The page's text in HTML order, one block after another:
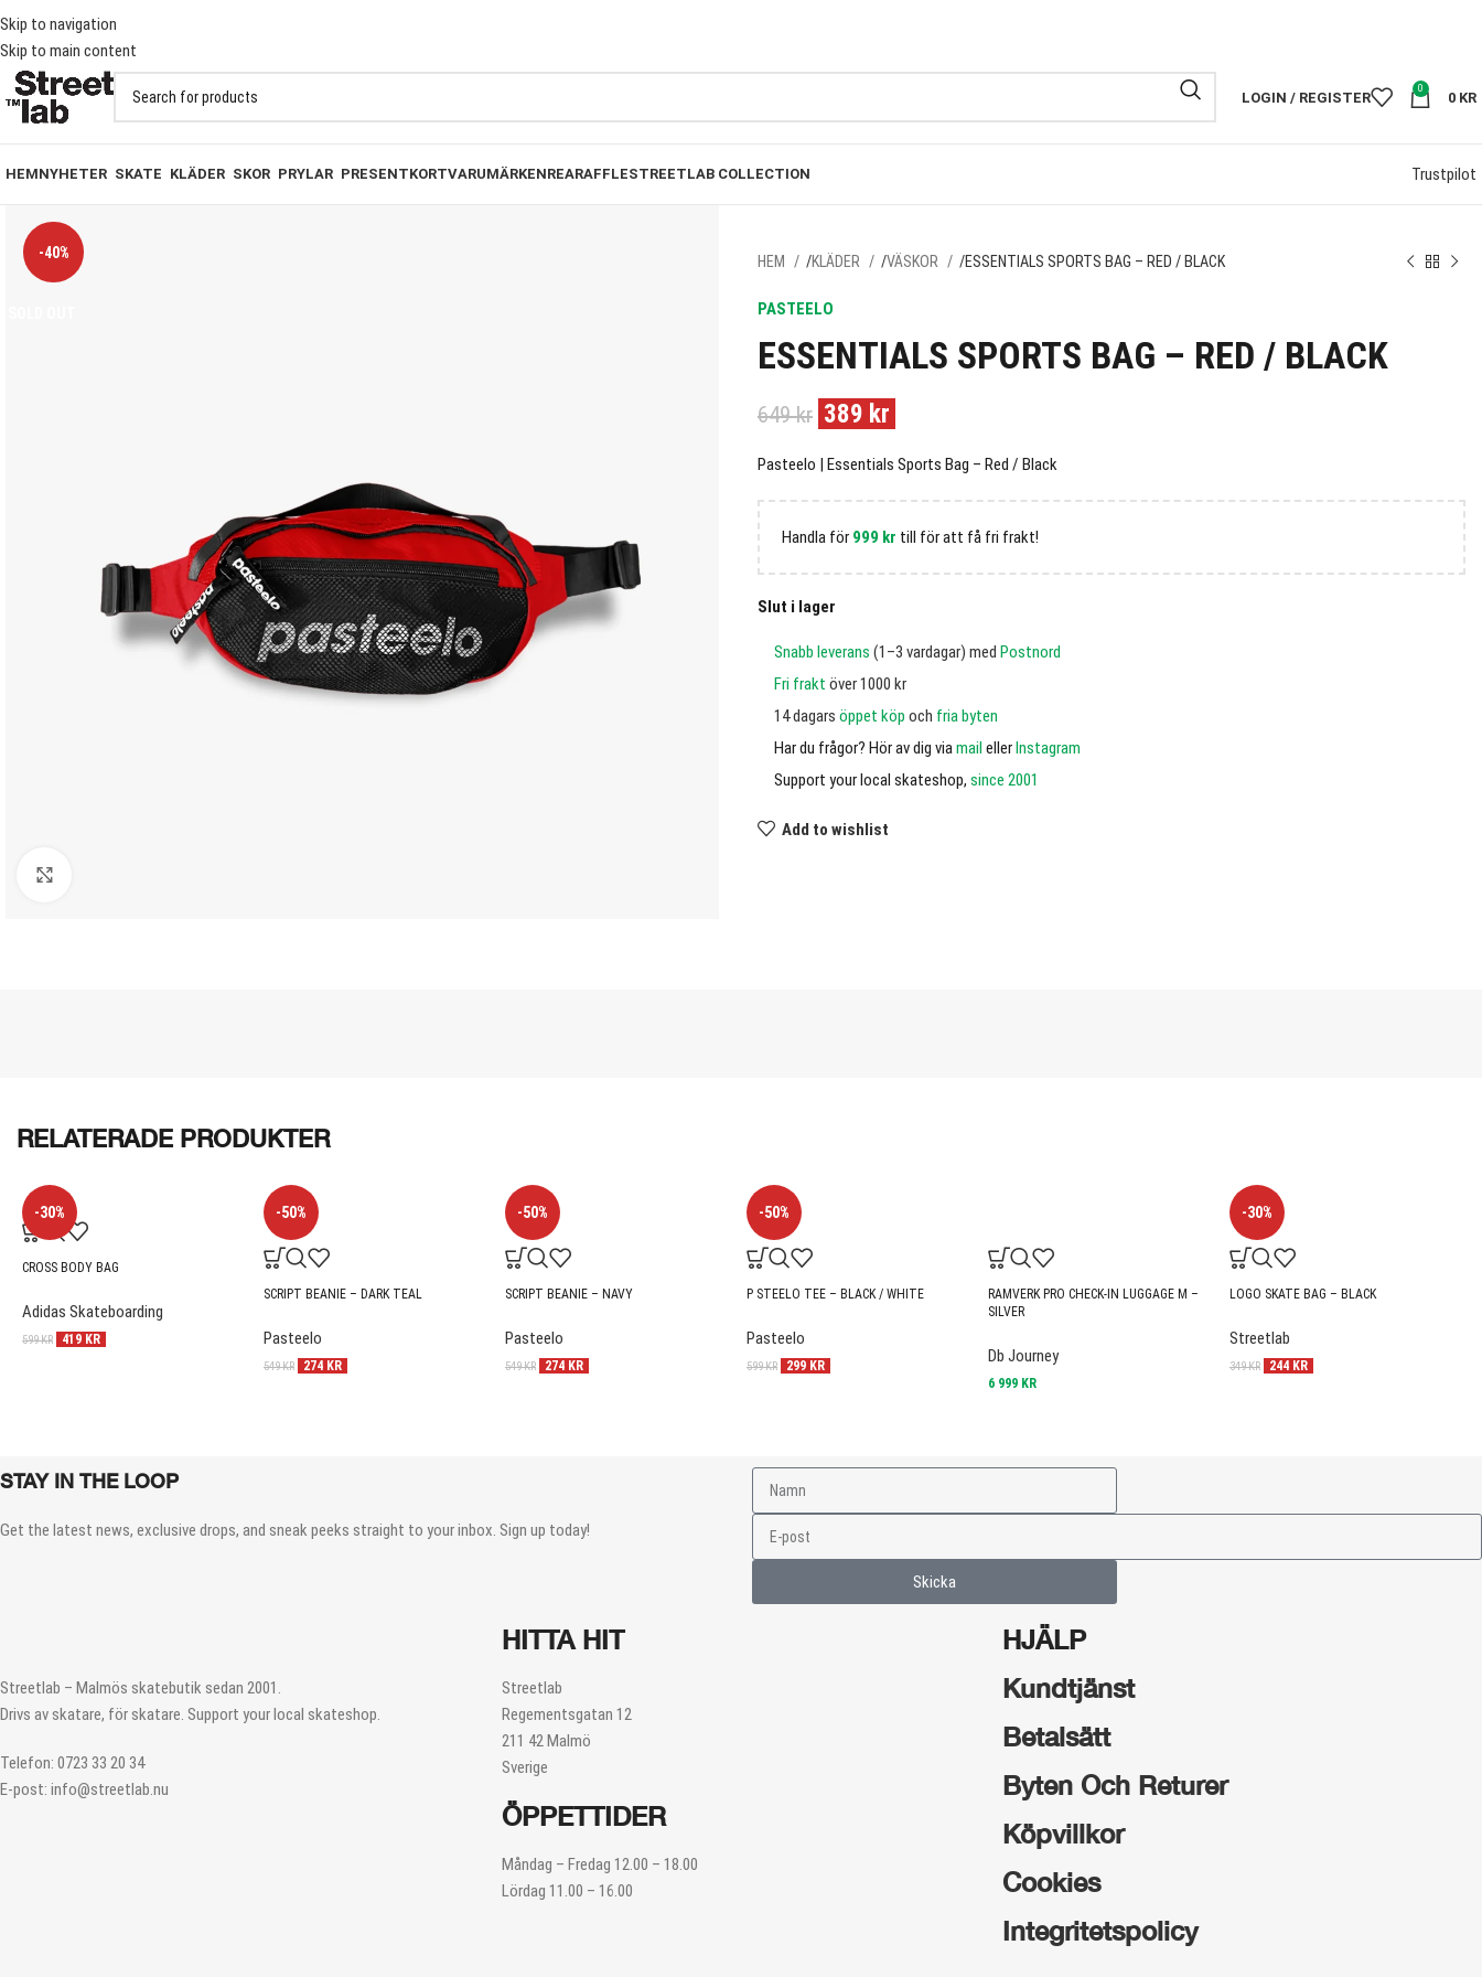
Skip to navigation
Skip to main content
BESTÄLLNINGAR ÖVER 1000KR
LOGIN / REGISTER
0
0 KR
HEMNYHETER SKATE KLÄDER SKOR PRYLAR PRESENTKORTVARUMÄRKENREARAFFLESTREETLAB COLLECTION Trustpilot
-40%
HEM KLÄDER VÄSKOR ESSENTIALS SPORTS BAG – RED / BLACK
PASTEELO
ESSENTIALS SPORTS BAG – RED / BLACK
649kr 389 kr
Pasteelo | Essentials Sports Bag – Red / Black
Handla för 999 kr till för att få fri frakt!
Slut i lager
Snabb leverans (1–3 vardagar) med Postnord
Fri frakt över 1000 kr
14 dagars öppet köp och fria byten
Har du frågor? Hör av dig viamail ellerInstagram
Support your local skateshop, since 2001
Add to wishlist
RELATERADE PRODUKTER
-30%
CROSS BODY BAG
Adidas Skateboarding
599KR 419 KR
-50%
SCRIPT BEANIE – DARK TEAL
Pasteelo
549KR 274 KR
-50%
SCRIPT BEANIE – NAVY
Pasteelo
549KR 274 KR
-50%
P STEELO TEE – BLACK / WHITE
Pasteelo
599KR 299 KR
RAMVERK PRO CHECK-IN LUGGAGE M –
SILVER
Db Journey
6 999 KR
-30%
LOGO SKATE BAG – BLACK
Streetlab
349KR 244 KR
STAY IN THE LOOP
Get the latest news, exclusive drops, and sneak peeks straight to your inbox. Sign up today!
Skicka
Streetlab – Malmös skatebutik sedan 2001.
Drivs av skatare, för skatare. Support your local skateshop.
Telefon: 0723 33 20 34
E-post: info@streetlab.nu
HITTA HIT
Streetlab
Regementsgatan 12
211 42 Malmö
Sverige
ÖPPETTIDER
Måndag – Fredag 12.00 – 18.00
Lördag 11.00 – 16.00
HJÄLP
Kundtjänst
Betalsätt
Byten Och Returer
Köpvillkor
Cookies
Integritetspolicy